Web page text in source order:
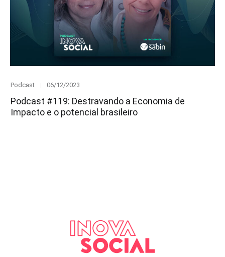
Category
Podcast
Posted
06/12/2023
Podcast #119: Destravando a Economia de
Impacto e o potencial brasileiro